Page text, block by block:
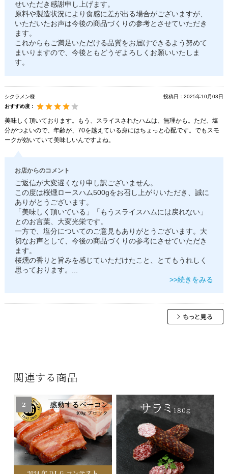
せいただき感謝申し上げます。
原料や製造状況により食感に差が出る場合がございますが、
いただいたお声は今後の商品づくりの参考とさせていただき
ます。
これからもご満足いただける品質をお届けできるよう努めて
まいりますので、今後ともどうぞよろしくお願いいたしま
す。
シクラメン様 投稿日： 2025年10月03日
おすすめ度：
美味しく頂いております。もう、スライスされたハムは、無理かも。ただ、塩
分がつよいので、年齢が、70を越えている身にはちょっと心配です。でもスモ
ークが効いていて美味しいんですよね。
お店からのコメント
ご返信が大変遅くなり申し訳ございません。
この度は桜燻ロースハム500gをお召し上がりいただき、誠に
ありがとうございます。
「美味しく頂いている」「もうスライスハムには戻れない」
とのお言葉、大変光栄です。
一方で、塩分についてのご意見もありがとうございます。大
切なお声として、今後の商品づくりの参考にさせていただき
ます。
桜燻の香りと旨みを感じていただけたこと、とてもうれしく
思っております。 ...
>>続きをみる
関連する商品